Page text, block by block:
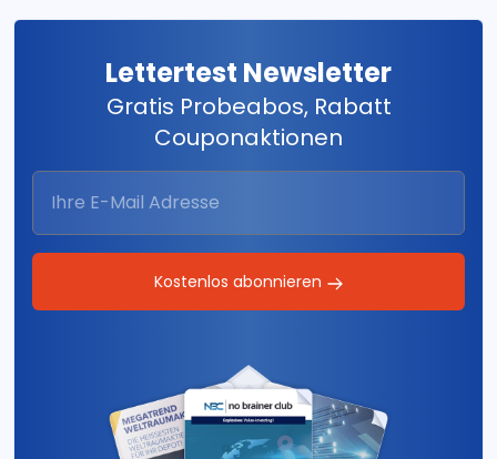
Lettertest Newsletter
Gratis Probeabos, Rabatt
Couponaktionen
Kostenlos abonnieren